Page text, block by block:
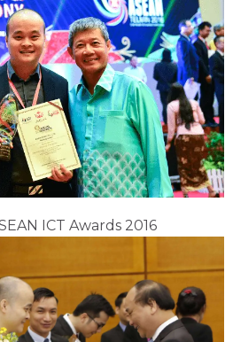
ICT Awards 2016